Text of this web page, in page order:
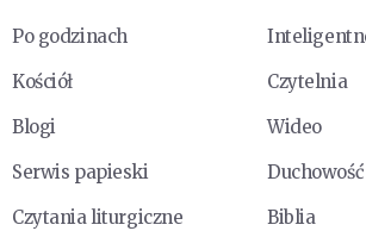
Po godzinach
Kościół
Czytelnia
Blogi
Wideo
Serwis papieski
Duchowość
Czytania liturgiczne
Biblia